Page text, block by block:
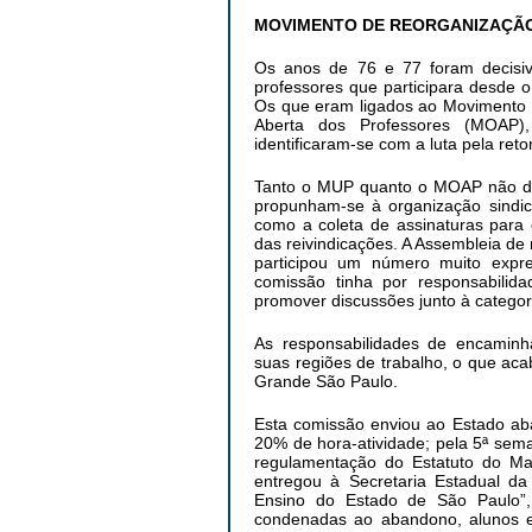
MOVIMENTO DE
Os anos de 76 e 77 foram
professores que participara desde
Os que eram ligados ao
Aberta dos Professores
identificaram-se com a luta pela
Tanto o MUP quanto o MOAP não
propunham-se à organização
como a coleta de assinaturas para
das reivindicações. A Assembleia
participou um número muito
comissão tinha por
promover discussões junto à
As responsabilidades de
suas regiões de trabalho, o que
Grande São Paulo.
Esta comissão enviou ao Estado
20% de hora-atividade; pela 5ª
regulamentação do Estatuto do
entregou à Secretaria Estadual
Ensino do Estado de São
condenadas ao abandono,